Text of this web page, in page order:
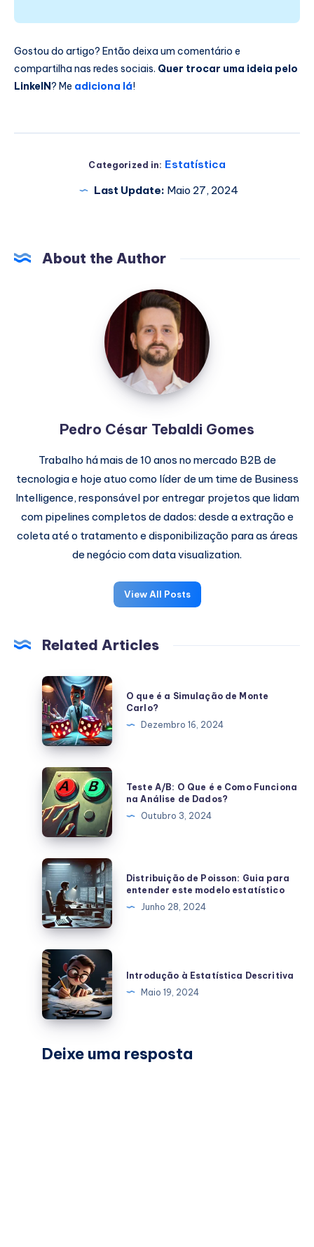
Gostou do artigo? Então deixa um comentário e
compartilha nas redes sociais. Quer trocar uma ideia pelo
LinkeIN? Me adiciona lá!
Categorized in: Estatística
Last Update: Maio 27, 2024
About the Author
Pedro
César
Tebaldi
Gomes
Pedro César Tebaldi Gomes
Trabalho há mais de 10 anos no mercado B2B de
tecnologia e hoje atuo como líder de um time de Business
Intelligence, responsável por entregar projetos que lidam
com pipelines completos de dados: desde a extração e
coleta até o tratamento e disponibilização para as áreas
de negócio com data visualization.
View All Posts
Related Articles
O
que
é
a
Simulação
de
Monte
Carlo?
O que é a Simulação de Monte
Carlo?
Dezembro 16, 2024
Teste
A/B:
O
Que
e
Como
Funciona
na
Análise
de
Dados?
Teste A/B: O Que é e Como Funciona
na Análise de Dados?
Outubro 3, 2024
Distribuição
de
Poisson:
Guia
para
entender
este
modelo
estatístico
Distribuição de Poisson: Guia para
entender este modelo estatístico
Junho 28, 2024
Introdução
à
Estatística
Descritiva
Introdução à Estatística Descritiva
Maio 19, 2024
Deixe uma resposta